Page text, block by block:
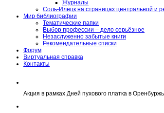
Журналы
Соль-Илецк на страницах центральной и
Мир библиографии
Тематические папки
Выбор профессии – дело серьёзное
Незаслуженно забытые книги
Рекомендательные списки
Форум
Виртуальная справка
Контакты
Акция в рамках Дней пухового платка в